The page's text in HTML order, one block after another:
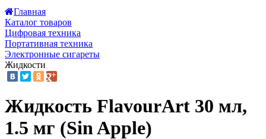
Главная
Каталог товаров
Цифровая техника
Портативная техника
Электронные сигареты
Жидкости
Жидкость FlavourArt 30 мл,
1.5 мг (Sin Apple)